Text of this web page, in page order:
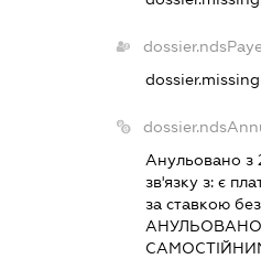
Анульовано з
зв'язку з: є
за ставкою